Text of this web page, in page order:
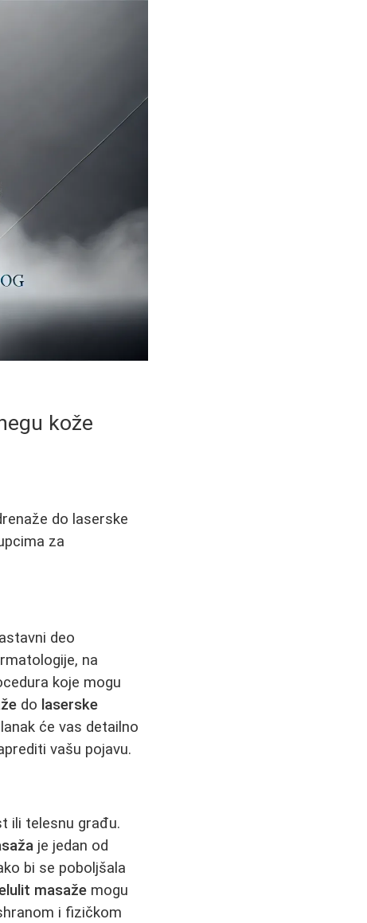
kože
do laserske
za
deo
na
koje mogu
do laserske
će vas detailno
vašu pojavu.
ili telesnu građu.
je jedan od
bi se poboljšala
masaže mogu
i fizičkom